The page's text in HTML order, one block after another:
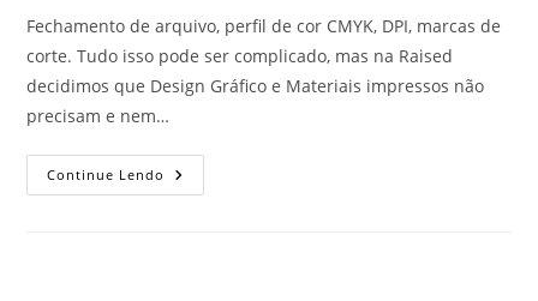
Fechamento de arquivo, perfil de cor CMYK, DPI, marcas de
corte. Tudo isso pode ser complicado, mas na Raised
decidimos que Design Gráfico e Materiais impressos não
precisam e nem…
Continue Lendo